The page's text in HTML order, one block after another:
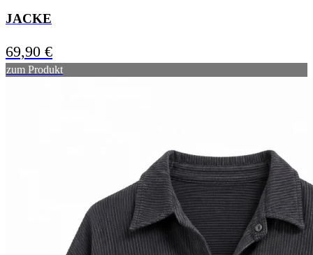
JACKE
69,90 €
zum Produkt